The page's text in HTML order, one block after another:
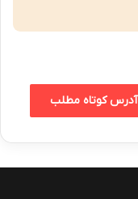
آدرس کوتاه مطلب